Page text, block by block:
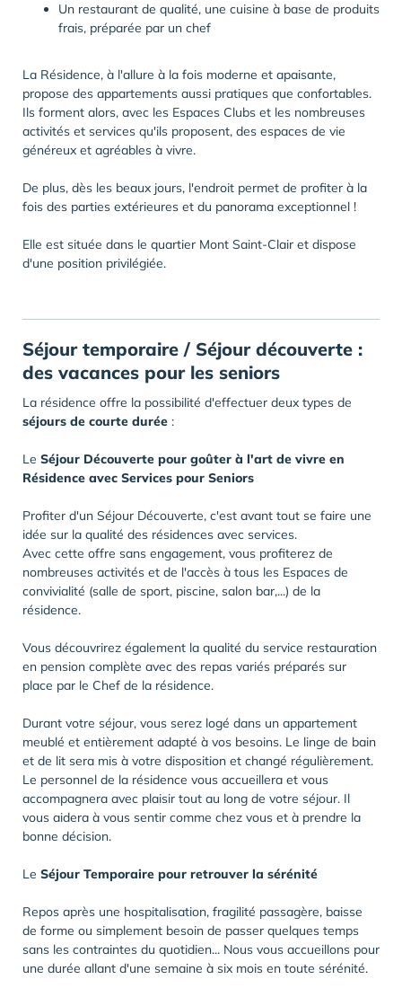
Un restaurant de qualité, une cuisine à base de produits
frais, préparée par un chef
La Résidence, à l'allure à la fois moderne et apaisante,
propose des appartements aussi pratiques que confortables.
Ils forment alors, avec les Espaces Clubs et les nombreuses
activités et services qu'ils proposent, des espaces de vie
généreux et agréables à vivre.
De plus, dès les beaux jours, l'endroit permet de profiter à la
fois des parties extérieures et du panorama exceptionnel !
Elle est située dans le quartier Mont Saint-Clair et dispose
d'une position privilégiée.
Séjour temporaire / Séjour découverte :
des vacances pour les seniors
La résidence offre la possibilité d'effectuer deux types de
séjours de courte durée :
Le Séjour Découverte pour goûter à l'art de vivre en
Résidence avec Services pour Seniors
Profiter d'un Séjour Découverte, c'est avant tout se faire une
idée sur la qualité des résidences avec services.
Avec cette offre sans engagement, vous profiterez de
nombreuses activités et de l'accès à tous les Espaces de
convivialité (salle de sport, piscine, salon bar,...) de la
résidence.
Vous découvrirez également la qualité du service restauration
en pension complète avec des repas variés préparés sur
place par le Chef de la résidence.
Durant votre séjour, vous serez logé dans un appartement
meublé et entièrement adapté à vos besoins. Le linge de bain
et de lit sera mis à votre disposition et changé régulièrement.
Le personnel de la résidence vous accueillera et vous
accompagnera avec plaisir tout au long de votre séjour. Il
vous aidera à vous sentir comme chez vous et à prendre la
bonne décision.
Le Séjour Temporaire pour retrouver la sérénité
Repos après une hospitalisation, fragilité passagère, baisse
de forme ou simplement besoin de passer quelques temps
sans les contraintes du quotidien... Nous vous accueillons pour
une durée allant d'une semaine à six mois en toute sérénité.